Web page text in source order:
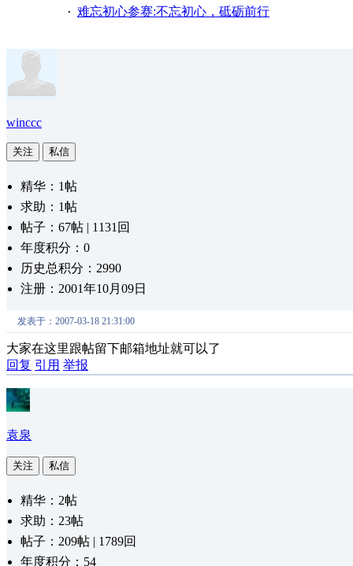
· 难忘初心参赛:不忘初心，砥砺前行
winccc
关注 私信
精华：1帖
求助：1帖
帖子：67帖 | 1131回
年度积分：0
历史总积分：2990
注册：2001年10月09日
发表于：2007-03-18 21:31:00
大家在这里跟帖留下邮箱地址就可以了
回复 引用 举报
袁泉
关注 私信
精华：2帖
求助：23帖
帖子：209帖 | 1789回
年度积分：54